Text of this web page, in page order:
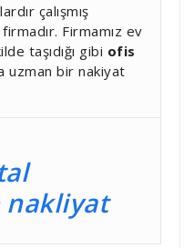
çalışmış
Firmamız ev
taşıdığı gibi ofis
uzman bir nakiyat
nakliyat